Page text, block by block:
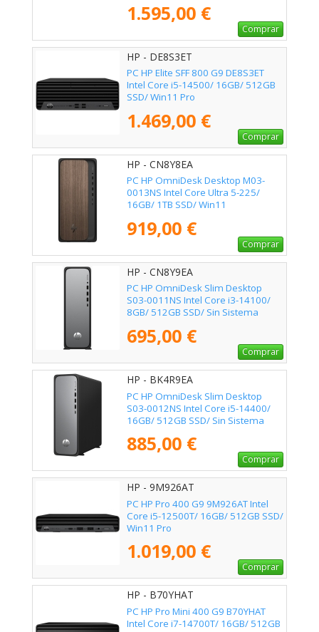
1.595,00 €
Comprar
HP - DE8S3ET
PC HP Elite SFF 800 G9 DE8S3ET
Intel Core i5-14500/ 16GB/ 512GB
SSD/ Win11 Pro
1.469,00 €
Comprar
HP - CN8Y8EA
PC HP OmniDesk Desktop M03-
0013NS Intel Core Ultra 5-225/
16GB/ 1TB SSD/ Win11
919,00 €
Comprar
HP - CN8Y9EA
PC HP OmniDesk Slim Desktop
S03-0011NS Intel Core i3-14100/
8GB/ 512GB SSD/ Sin Sistema
695,00 €
Comprar
HP - BK4R9EA
PC HP OmniDesk Slim Desktop
S03-0012NS Intel Core i5-14400/
16GB/ 512GB SSD/ Sin Sistema
885,00 €
Comprar
HP - 9M926AT
PC HP Pro 400 G9 9M926AT Intel
Core i5-12500T/ 16GB/ 512GB SSD/
Win11 Pro
1.019,00 €
Comprar
HP - B70YHAT
PC HP Pro Mini 400 G9 B70YHAT
Intel Core i7-14700T/ 16GB/ 512GB